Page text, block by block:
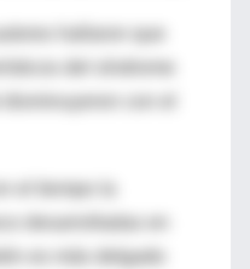
del síndrome
el tiempo la
es más delgado